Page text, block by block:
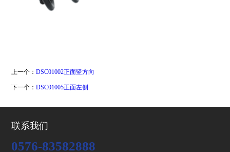
上一个：DSC01002正面竖方向
下一个：DSC01005正面左侧
联系我们
0576-83582888